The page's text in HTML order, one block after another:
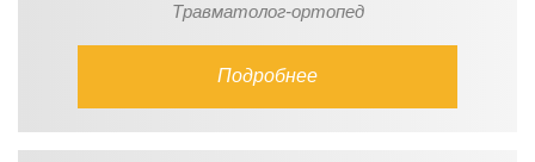
Травматолог-ортопед
Подробнее